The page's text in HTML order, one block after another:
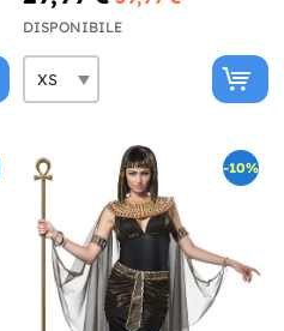
DISPONIBILE
-10%